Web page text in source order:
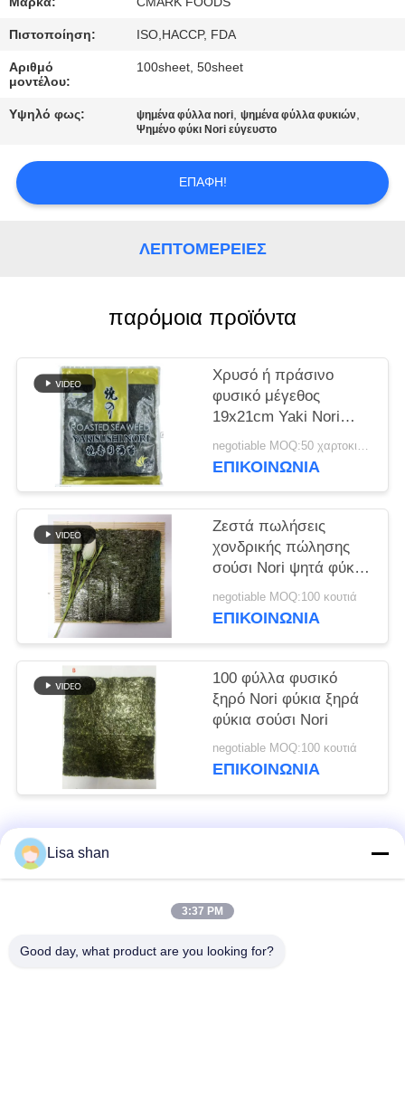
ΕΠΙΚΟΙΝΩΝΉΣΤΕ
ΜΑΖΊ
ΜΑΣ
ΕΙΔΉΣΕΙΣ
ΧΆΡΤΗΣ
ΙΣΤΌΤΟΠΟΥ
ΠΟΛΙΤΙΚΉ
ΜΥΣΤΙΚΌΤΗΤΑΣ
Πιστοποίηση: ISO,HACCP, FDA
Αριθμό
μοντέλου:
100sheet, 50sheet
Υψηλό φως: ψημένα φύλλα nori,ψημένα φύλλα φυκιών,
Ψημένο φύκι Nori εύγευστο
ΕΠΑΦΉ!
ΛΕΠΤΟΜΈΡΕΙΕΣ
παρόμοια προϊόντα
Χρυσό ή πράσινο
φυσικό μέγεθος
19x21cm Yaki Nori
100pcs φυκιών
negotiable MOQ:50 χαρτοκιβώτια
ΕΠΙΚΟΙΝΩΝΊΑ
Ζεστά πωλήσεις
χονδρικής πώλησης
σούσι Nori ψητά φύκια
Nori
negotiable MOQ:100 κουτιά
ΕΠΙΚΟΙΝΩΝΊΑ
100 φύλλα φυσικό
ξηρό Nori φύκια ξηρά
φύκια σούσι Nori
negotiable MOQ:100 κουτιά
ΕΠΙΚΟΙΝΩΝΊΑ
Λαϊκή κατηγορία
ιαπωνικά crumbs
Lisa shan
3:37 PM
Good day, what product are you looking for?